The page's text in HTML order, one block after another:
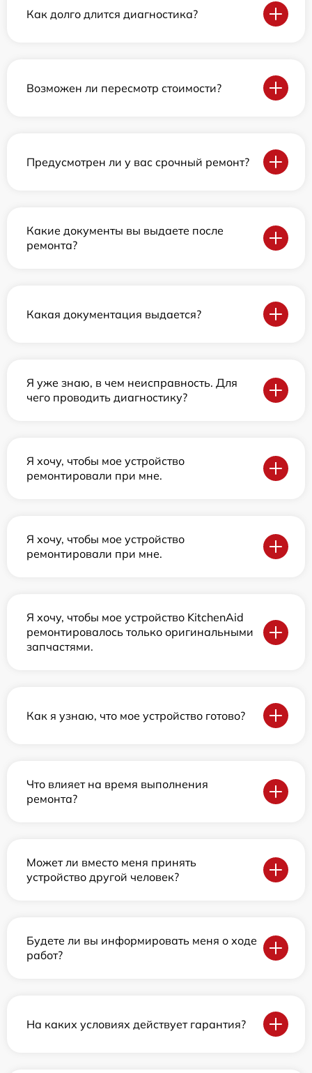
Как долго длится диагностика?
Возможен ли пересмотр стоимости?
Предусмотрен ли у вас срочный ремонт?
Какие документы вы выдаете после
ремонта?
Какая документация выдается?
Я уже знаю, в чем неисправность. Для
чего проводить диагностику?
Я хочу, чтобы мое устройство
ремонтировали при мне.
Я хочу, чтобы мое устройство
ремонтировали при мне.
Я хочу, чтобы мое устройство KitchenAid
ремонтировалось только оригинальными
запчастями.
Как я узнаю, что мое устройство готово?
Что влияет на время выполнения
ремонта?
Может ли вместо меня принять
устройство другой человек?
Будете ли вы информировать меня о ходе
работ?
На каких условиях действует гарантия?